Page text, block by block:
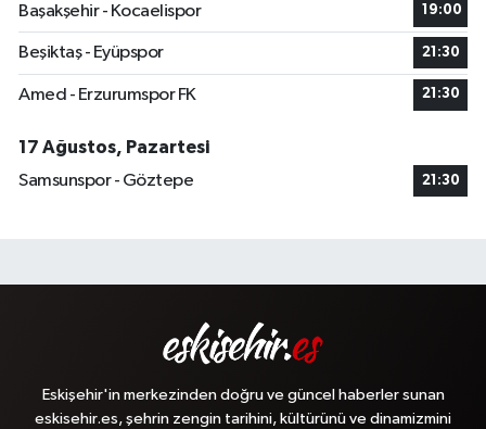
Başakşehir - Kocaelispor
19:00
Beşiktaş - Eyüpspor 21:30
Amed - Erzurumspor FK 21:30
17 Ağustos, Pazartesi
Samsunspor - Göztepe
21:30
Eskişehir'in merkezinden doğru ve güncel haberler sunan
eskisehir.es, şehrin zengin tarihini, kültürünü ve dinamizmini